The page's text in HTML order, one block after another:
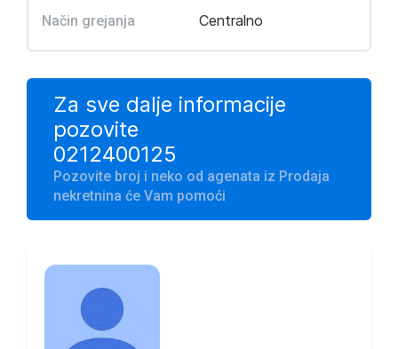
Način grejanja Centralno
Za sve dalje informacije
pozovite
0212400125
Pozovite broj i neko od agenata iz Prodaja
nekretnina će Vam pomoći